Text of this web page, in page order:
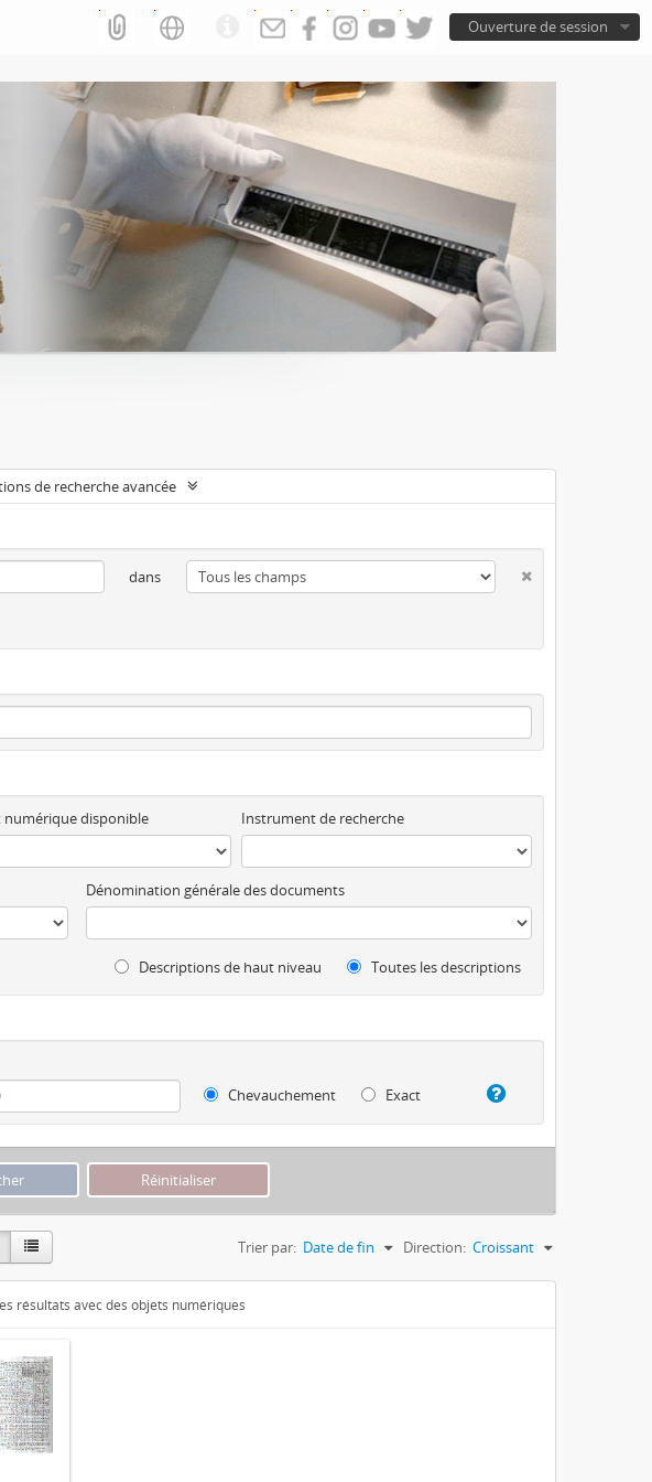
Ouverture de session
de recherche avancée
dans
numérique disponible Instrument de recherche
Dénomination générale des documents
Descriptions de haut niveau Toutes les descriptions
Chevauchement
Exact
Trier par: Date de fin Direction: Croissant
résultats avec des objets numériques